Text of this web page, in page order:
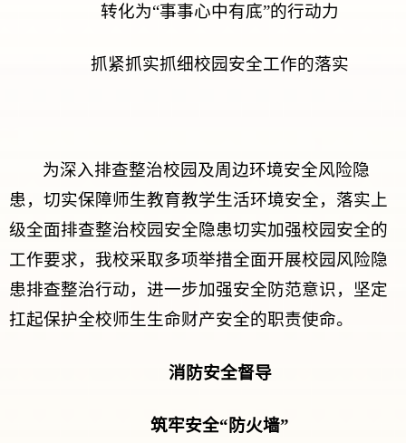
转化为“事事心中有底”的行动力
抓紧抓实抓细校园安全工作的落实
为深入排查整治校园及周边环境安全风险隐
患，切实保障师生教育教学生活环境安全，落实上
级全面排查整治校园安全隐患切实加强校园安全的
工作要求，我校采取多项举措全面开展校园风险隐
患排查整治行动，进一步加强安全防范意识，坚定
扛起保护全校师生生命财产安全的职责使命。
消防安全督导
筑牢安全“防火墙”